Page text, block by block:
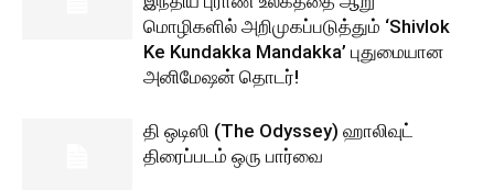
மொழிகளில் அறிமுகப்படுத்தும் ‘Shivlok
Ke Kundakka Mandakka’ புதுமையான
அனிமேஷன் தொடர்!
தி ஒடிஸி (The Odyssey) ஹாலிவுட்
திரைப்படம் ஒரு பார்வை